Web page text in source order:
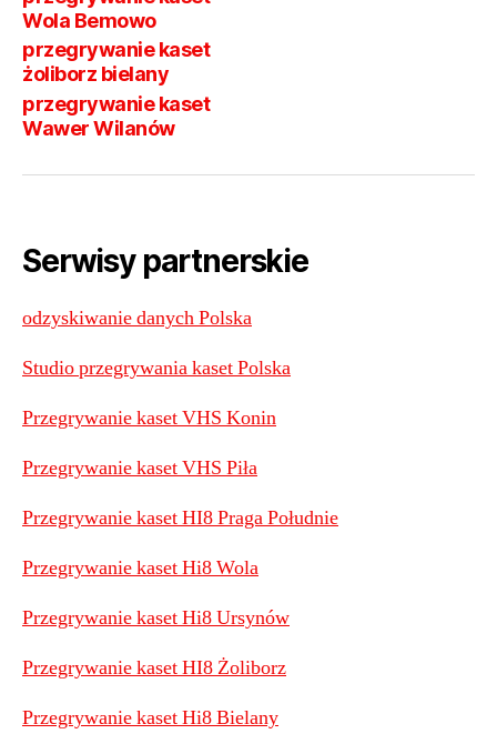
Wola Bemowo
przegrywanie kaset
żoliborz bielany
przegrywanie kaset
Wawer Wilanów
Serwisy partnerskie
odzyskiwanie danych Polska
Studio przegrywania kaset Polska
​Przegrywanie kaset VHS Konin
Przegrywanie kaset VHS Piła
Przegrywanie kaset HI8 Praga Południe
Przegrywanie kaset Hi8 Wola
Przegrywanie kaset Hi8 Ursynów
Przegrywanie kaset HI8 Żoliborz
Przegrywanie kaset Hi8 Bielany